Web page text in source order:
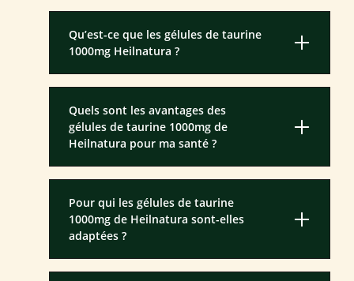
Qu’est-ce que les gélules de taurine
1000mg Heilnatura ?
Quels sont les avantages des
gélules de taurine 1000mg de
Heilnatura pour ma santé ?
Pour qui les gélules de taurine
1000mg de Heilnatura sont-elles
adaptées ?